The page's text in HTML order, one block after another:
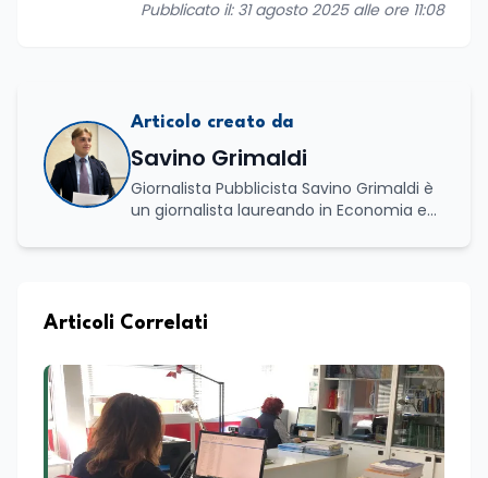
Pubblicato il: 31 agosto 2025 alle ore 11:08
Articolo creato da
Savino Grimaldi
Giornalista Pubblicista Savino Grimaldi è
un giornalista laureando in Economia e
maturata nel settore della formazione.
professionale, distinguendosi per una
attive del lavoro e delle dinamiche che
legano istruzione, occupazione e
sviluppo delle competenze. Alla
preparazione economica e professionale
affianca una grande passione per la
lettura e per il giornalismo, che ne
Articoli Correlati